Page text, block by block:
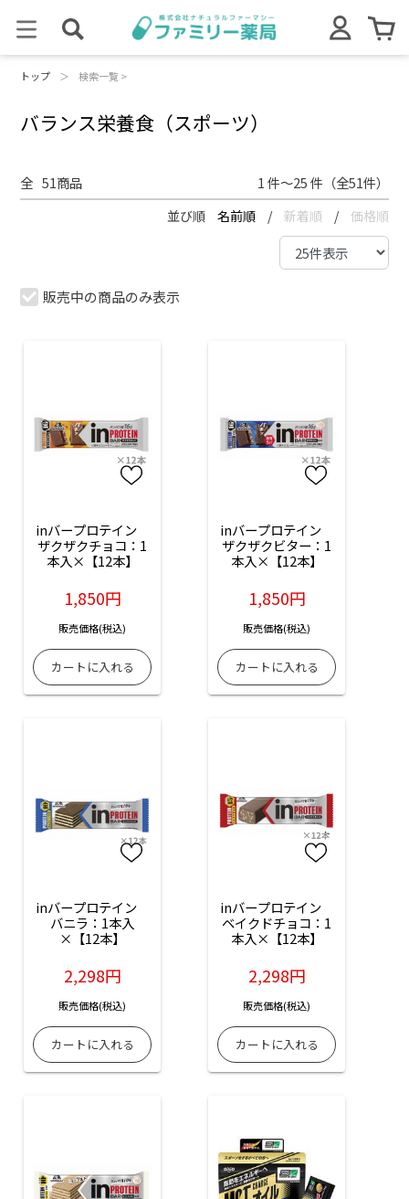
トップ ＞ 検索一覧 >
バランス栄養食（スポーツ）
全 51商品 1 件～25 件（全51件）
並び順 名前順 / 新着順 / 価格順
販売中の商品のみ表示
inバープロテイン
ザクザクチョコ：1
本入×【12本】
1,850円
販売価格(税込)
inバープロテイン
ザクザクビター：1
本入×【12本】
1,850円
販売価格(税込)
inバープロテイン
バニラ：1本入
×【12本】
2,298円
販売価格(税込)
inバープロテイン
ベイクドチョコ：1
本入×【12本】
2,298円
販売価格(税込)